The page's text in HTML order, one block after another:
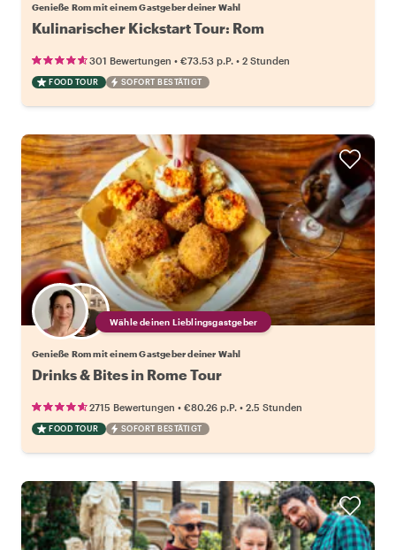
Genieße Rom mit einem Gastgeber deiner Wahl
Kulinarischer Kickstart Tour: Rom
301 Bewertungen • €73.53 p.P. • 2 Stunden
FOOD TOUR SOFORT BESTÄTIGT
Wähle deinen Lieblingsgastgeber
Genieße Rom mit einem Gastgeber deiner Wahl
Drinks & Bites in Rome Tour
2715 Bewertungen • €80.26 p.P. • 2.5 Stunden
FOOD TOUR SOFORT BESTÄTIGT